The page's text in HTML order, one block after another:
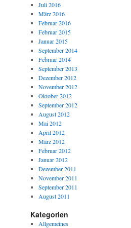
Juli 2016
März 2016
Februar 2016
Februar 2015
Januar 2015
September 2014
Februar 2014
September 2013
Dezember 2012
November 2012
Oktober 2012
September 2012
August 2012
Mai 2012
April 2012
März 2012
Februar 2012
Januar 2012
Dezember 2011
November 2011
September 2011
August 2011
Kategorien
Allgemeines